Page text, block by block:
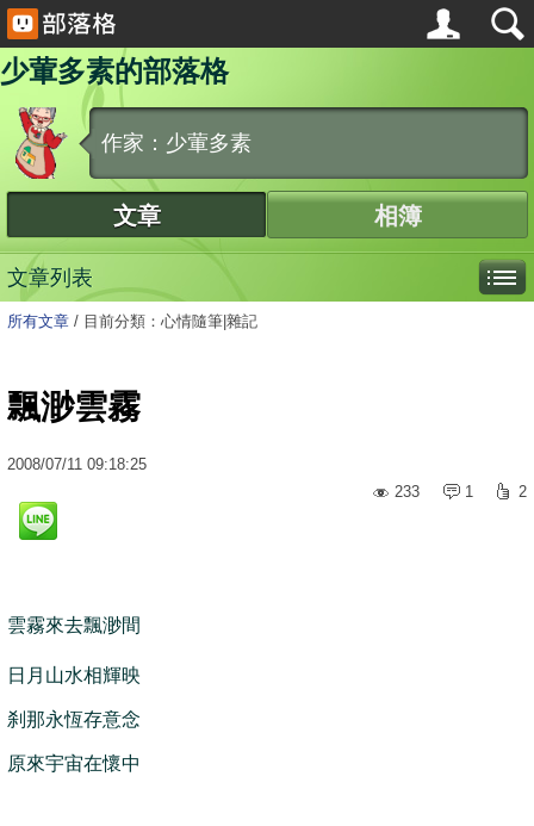
少葷多素的部落格
作家：少葷多素
文章 相簿
文章列表
所有文章 / 目前分類：心情隨筆|雜記
飄渺雲霧
2008/07/11 09:18:25
233
1 2
雲霧來去飄渺間
日月山水相輝映
刹那永恆存意念
原來宇宙在懷中